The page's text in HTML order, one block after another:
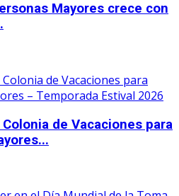
Mayores crece con
de Vacaciones para